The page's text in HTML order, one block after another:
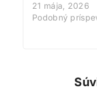
21 mája, 2026
Podobný